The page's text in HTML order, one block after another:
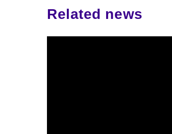
Related news